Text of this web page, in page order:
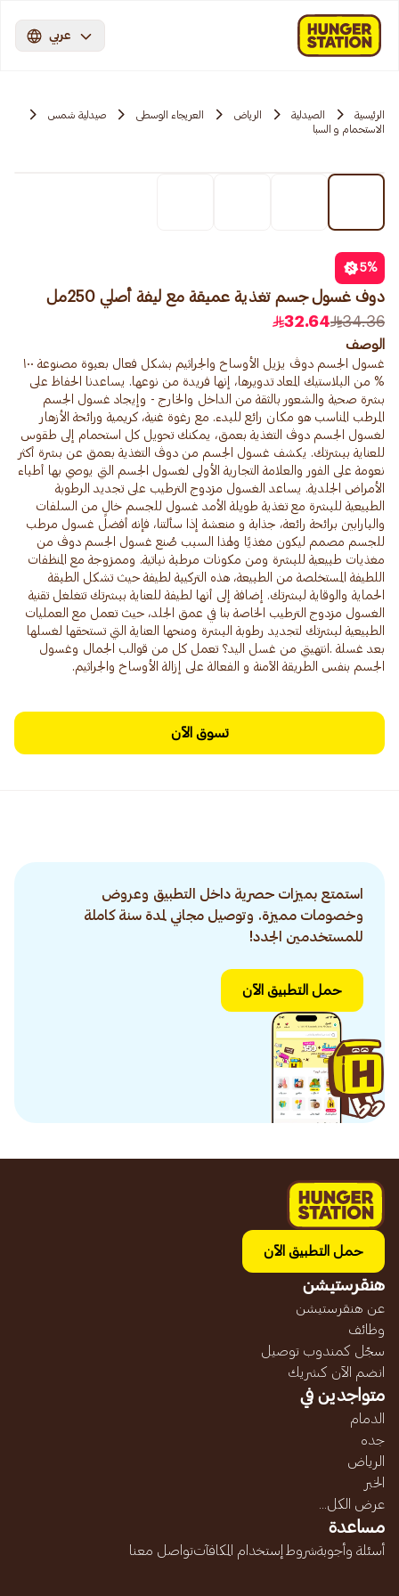
عربي
الرئيسية الصيدلية الرياض العريجاء الوسطى
صيدلية شمس
الاستحمام و السبا
5%
دوف غسول جسم تغذية عميقة مع ليفة أصلي 250مل
34.36
32.64
الوصف
غسول الجسم دوڤ يزيل الأوساخ والجراثيم بشكل فعال بعبوة مصنوعة ١٠٠
% من البلاستيك المعاد تدويرها، إنها فريدة من نوعها. يساعدنا الحفاظ على
بشرة صحية والشعور بالثقة من الداخل والخارج - وإيجاد غسول الجسم
المرطب المناسب هو مكان رائع للبدء. مع رغوة غنية، كريمية ورائحة الأزهار
لغسول الجسم دوڤ التغذية بعمق، يمكنك تحويل كل استحمام إلى طقوس
للعناية ببشرتك. يكشف غسول الجسم من دوڤ التغذية بعمق عن بشرة أكثر
نعومة على الفور والعلامة التجارية الأولى لغسول الجسم التي يوصي بها أطباء
الأمراض الجلدية. يساعد الغسول مزدوج الترطيب على تجديد الرطوبة
الطبيعية للبشرة مع تغذية طويلة الأمد غسول للجسم خالٍ من السلفات
والبارابين برائحة رائعة، جذابة و منعشة إذا سألتنا، فإنه أفضل غسول مرطب
للجسم مصمم ليكون مغذيًا ولهذا السبب صُنع غسول الجسم دوڤ من
مغذيات طبيعية للبشرة ومن مكونات مرطبة نباتية. وممزوجة مع المنظفات
اللطيفة المستخلصة من الطبيعة، هذه التركيبة لطيفة حيث تشكل الطبقة
الحماية والوقاية لبشرتك. إضافة إلى أنها لطيفة للعناية ببشرتك تتغلغل تقنية
الغسول مزدوج الترطيب الخاصة بنا في عمق الجلد، حيث تعمل مع العمليات
الطبيعية لبشرتك لتجديد رطوبة البشرة ومنحها العناية التي تستحقها لغسلها
بعد غسلة .انتهيتي من غسل اليد؟ تعمل كل من قوالب الجمال وغسول
الجسم بنفس الطريقة الآمنة و الفعالة على إزالة الأوساخ والجراثيم.
تسوق الآن
استمتع بميزات حصرية داخل التطبيق وعروض
وخصومات مميزة. وتوصيل مجاني لمدة سنة كاملة
للمستخدمين الجدد!
حمل التطبيق الآن
حمل التطبيق الآن
هنقرستيشن
عن هنقرستيشن
وظائف
سجّل كمندوب توصيل
انضم الآن كشريك
متواجدين في
الدمام
جده
الرياض
الخبر
عرض الكل...
مساعدة
أسئلة وأجوبةشروط إستخدام المكافآتتواصل معنا